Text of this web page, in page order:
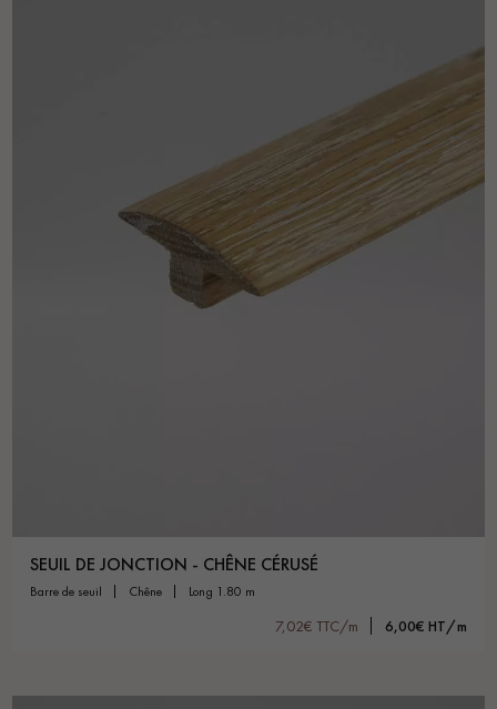
SEUIL DE JONCTION - CHÊNE CÉRUSÉ
barre de seuil chêne long 1.80 m
7,02€ TTC/m 6,00€ HT/m